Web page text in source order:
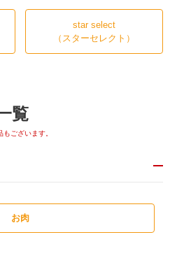
star select
（スターセレクト）
覧
ございます。
お肉